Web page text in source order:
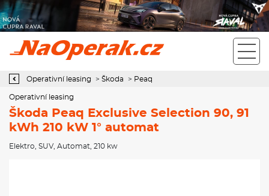
Operativní leasing Škoda Peaq Exclusive Selection 90, 91 kWh 210
Operativní leasing > Škoda > Peaq
Operativní leasing
Škoda Peaq Exclusive Selection 90, 91
kWh 210 kW 1° automat
Elektro SUV, Automat , 210 kw